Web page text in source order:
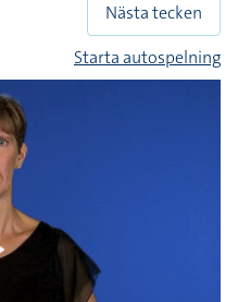
Nästa tecken
Starta autospelning